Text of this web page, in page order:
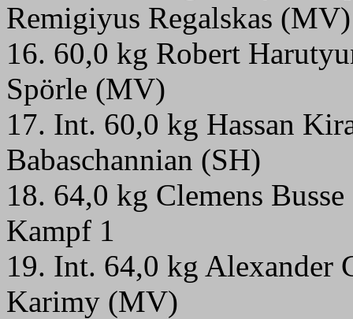
Remigiyus Regalskas (MV)
16. 60,0 kg Robert
Spörle (MV)
17. Int. 60,0 kg Hassan
Babaschannian (SH)
18. 64,0 kg Clemens Busse
Kampf 1
19. Int. 64,0 kg Alexander
Karimy (MV)